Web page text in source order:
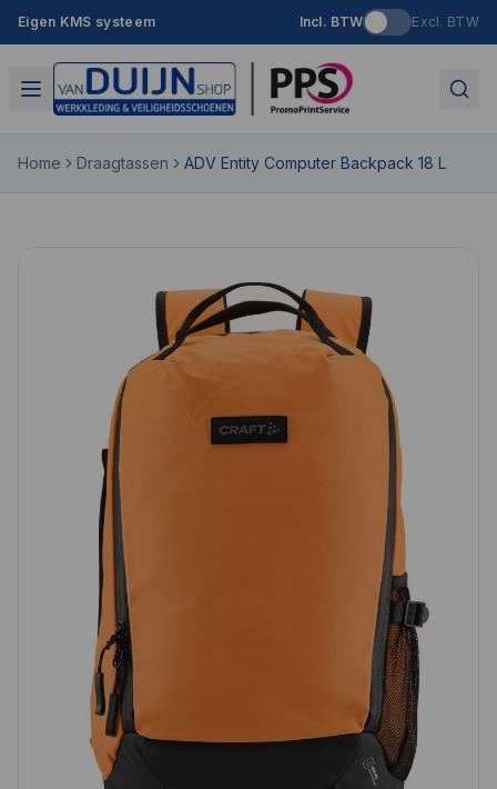
Eigen KMS systeem Incl. BTW Excl. BTW
Home Draagtassen ADV Entity Computer Backpack 18 L